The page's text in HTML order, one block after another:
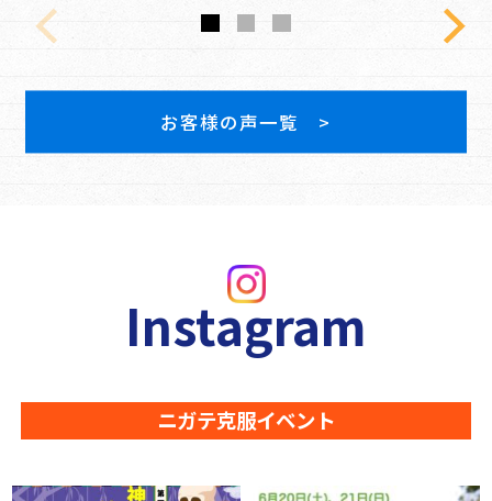
お客様の声一覧 >
Instagram
ニガテ克服イベント